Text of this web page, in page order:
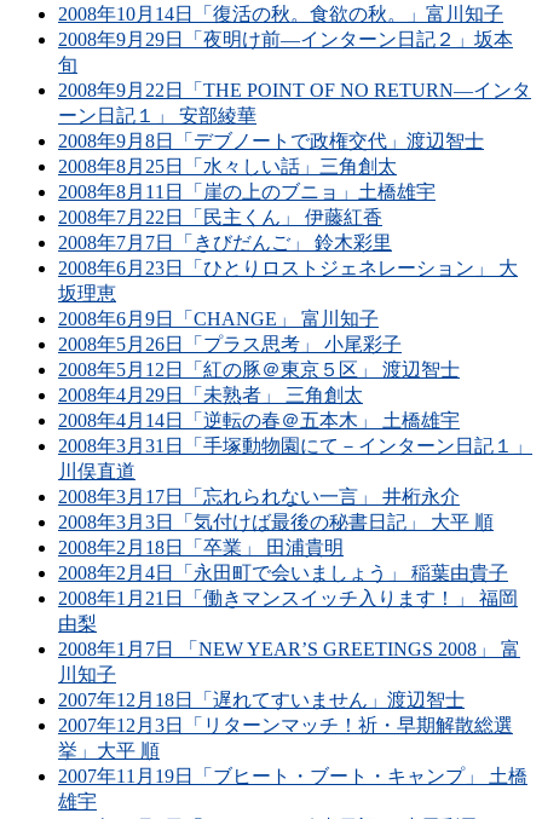
2008年10月14日「復活の秋。食欲の秋。」富川知子
2008年9月29日「夜明け前―インターン日記２」坂本
旬
2008年9月22日「THE POINT OF NO RETURN―インタ
ーン日記１」 安部綾華
2008年9月8日「デブノートで政権交代」渡辺智士
2008年8月25日「水々しい話」三角創太
2008年8月11日「崖の上のブニョ」土橋雄宇
2008年7月22日「民主くん」 伊藤紅香
2008年7月7日「きびだんご」 鈴木彩里
2008年6月23日「ひとりロストジェネレーション」 大
坂理恵
2008年6月9日「CHANGE」 富川知子
2008年5月26日「プラス思考」 小尾彩子
2008年5月12日「紅の豚＠東京５区」 渡辺智士
2008年4月29日「未熟者」 三角創太
2008年4月14日「逆転の春＠五本木」 土橋雄宇
2008年3月31日「手塚動物園にて－インターン日記１」
川俣直道
2008年3月17日「忘れられない一言」 井桁永介
2008年3月3日「気付けば最後の秘書日記」 大平 順
2008年2月18日「卒業」 田浦貴明
2008年2月4日「永田町で会いましょう」 稲葉由貴子
2008年1月21日「働きマンスイッチ入ります！」 福岡
由梨
2008年1月7日 「NEW YEAR’S GREETINGS 2008」 富
川知子
2007年12月18日「遅れてすいません」渡辺智士
2007年12月3日「リターンマッチ！祈・早期解散総選
挙」大平 順
2007年11月19日「ブヒート・ブート・キャンプ」 土橋
雄宇